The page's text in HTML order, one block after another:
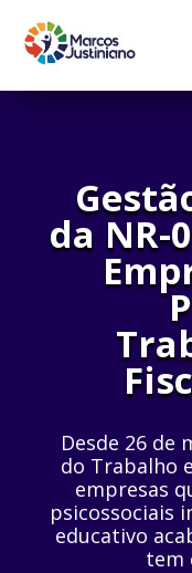
da NR-
Desde 26 de
do Trabalho
empresas
psicossociais
educativo
tem